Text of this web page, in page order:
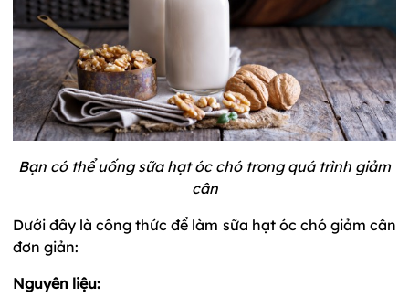
Bạn có thể uống sữa hạt óc chó trong quá trình giảm
cân
Dưới đây là công thức để làm sữa hạt óc chó giảm cân
đơn giản:
Nguyên liệu: